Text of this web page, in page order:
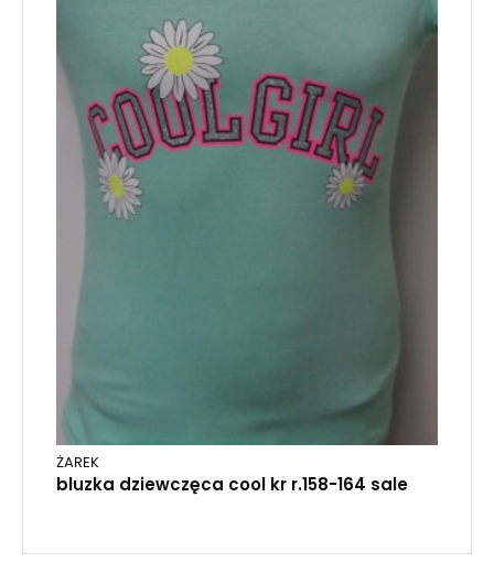
ŻAREK
bluzka dziewczęca cool kr r.158-164 sale